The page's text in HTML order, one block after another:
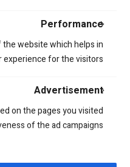
Performance
website which helps in
for the visitors.
Advertisement
on the pages you visited
of the ad campaigns.